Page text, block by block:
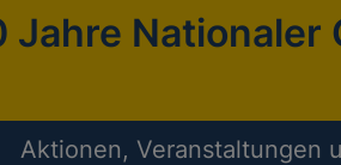
Jahre Nationaler
Aktionen, Veranstaltungen